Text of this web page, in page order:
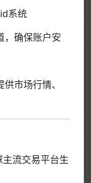
系统
，确保账户安
市场行情、
流交易平台生